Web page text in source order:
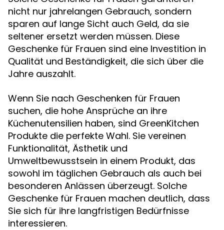
nicht nur jahrelangen Gebrauch, sondern
sparen auf lange Sicht auch Geld, da sie
seltener ersetzt werden müssen. Diese
Geschenke für Frauen sind eine Investition in
Qualität und Beständigkeit, die sich über die
Jahre auszahlt.
Wenn Sie nach Geschenken für Frauen
suchen, die hohe Ansprüche an ihre
Küchenutensilien haben, sind GreenKitchen
Produkte die perfekte Wahl. Sie vereinen
Funktionalität, Ästhetik und
Umweltbewusstsein in einem Produkt, das
sowohl im täglichen Gebrauch als auch bei
besonderen Anlässen überzeugt. Solche
Geschenke für Frauen machen deutlich, dass
Sie sich für ihre langfristigen Bedürfnisse
interessieren.